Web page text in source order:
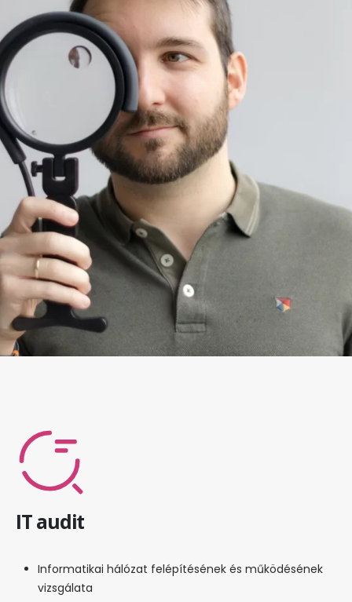
IT audit
Informatikai hálózat felépítésének és működésének
vizsgálata